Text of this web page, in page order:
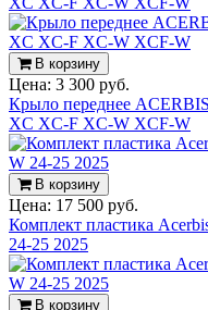
В корзину
Цена: 3 300 руб.
Крыло переднее
XC XC-F XC-W XCF-W
В корзину
Цена: 17 500 руб.
Комплект пластика
24-25 2025
В корзину